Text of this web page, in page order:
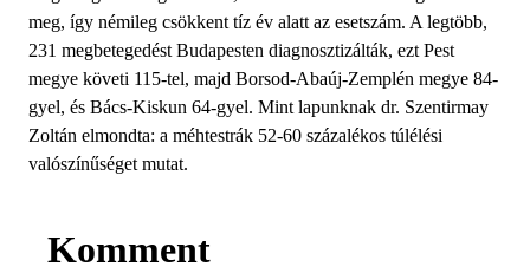
meg, így némileg csökkent tíz év alatt az esetszám. A legtöbb,
231 megbetegedést Budapesten diagnosztizálták, ezt Pest
megye követi 115-tel, majd Borsod-Abaúj-Zemplén megye 84-
gyel, és Bács-Kiskun 64-gyel. Mint lapunknak dr. Szentirmay
Zoltán elmondta: a méhtestrák 52-60 százalékos túlélési
valószínűséget mutat.
Komment